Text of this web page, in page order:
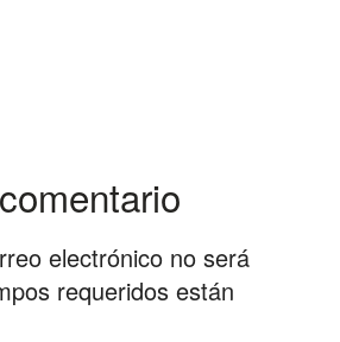
electrónico no será
requeridos están